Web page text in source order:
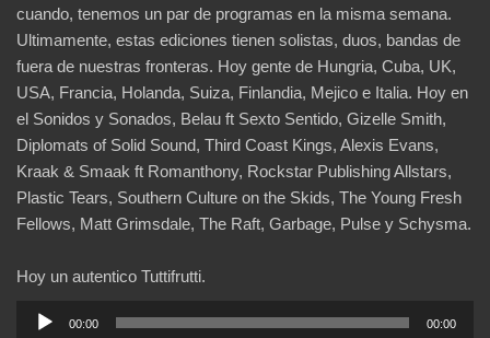
cuando, tenemos un par de programas en la misma semana.
Ultimamente, estas ediciones tienen solistas, duos, bandas de
fuera de nuestras fronteras. Hoy gente de Hungria, Cuba, UK,
USA, Francia, Holanda, Suiza, Finlandia, Mejico e Italia. Hoy en
el Sonidos y Sonados, Belau ft Sexto Sentido, Gizelle Smith,
Diplomats of Solid Sound, Third Coast Kings, Alexis Evans,
Kraak & Smaak ft Romanthony, Rockstar Publishing Allstars,
Plastic Tears, Southern Culture on the Skids, The Young Fresh
Fellows, Matt Grimsdale, The Raft, Garbage, Pulse y Schysma.
Hoy un autentico Tuttifrutti.
Reproductor
00:00 00:00